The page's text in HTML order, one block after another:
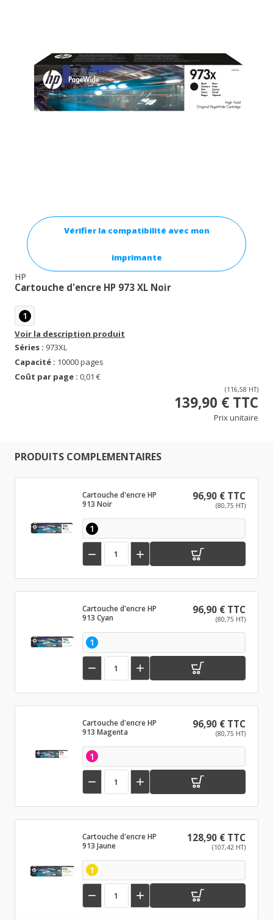
Vérifier la compatibilité avec mon
imprimante
HP
Cartouche d'encre HP 973 XL Noir
1
Voir la description produit
Séries : 973XL
Capacité : 10000 pages
Coût par page : 0,01 €
(116,58 HT)
139,90 € TTC
Prix unitaire
PRODUITS COMPLEMENTAIRES
Cartouche d'encre HP
913 Noir
96,90 € TTC
(80,75 HT)
1
 
Cartouche d'encre HP
913 Cyan
96,90 € TTC
(80,75 HT)
1
 
Cartouche d'encre HP
913 Magenta
96,90 € TTC
(80,75 HT)
1
 
Cartouche d'encre HP
913 Jaune
128,90 € TTC
(107,42 HT)
1
 